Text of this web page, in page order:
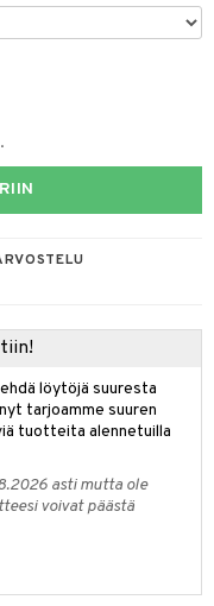
löytöjä suuresta
tarjoamme suuren
tuotteita alennetuilla
asti mutta ole
voivat päästä